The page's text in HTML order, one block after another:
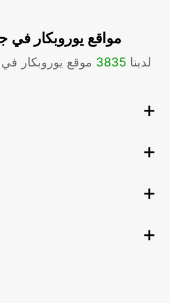
مواقع يوروبكار في
لدينا 3835 موقع يوروبكار